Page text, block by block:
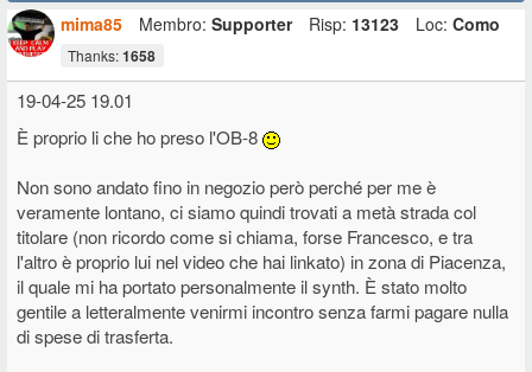
mima85
Membro: Supporter Risp: 13123 Loc: Como
Thanks:1658
19-04-25 19.01
È proprio li che ho preso l'OB-8
Non sono andato fino in negozio però perché per me è
veramente lontano, ci siamo quindi trovati a metà strada col
titolare (non ricordo come si chiama, forse Francesco, e tra
l'altro è proprio lui nel video che hai linkato) in zona di Piacenza,
il quale mi ha portato personalmente il synth. È stato molto
gentile a letteralmente venirmi incontro senza farmi pagare nulla
di spese di trasferta.